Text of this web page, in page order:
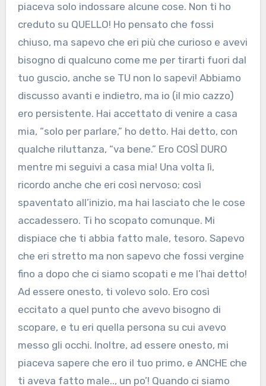
piaceva solo indossare alcune cose. Non ti ho
creduto su QUELLO! Ho pensato che fossi
chiuso, ma sapevo che eri più che curioso e avevi
bisogno di qualcuno come me per tirarti fuori dal
tuo guscio, anche se TU non lo sapevi! Abbiamo
discusso avanti e indietro, ma io (il mio cazzo)
ero persistente. Hai accettato di venire a casa
mia, “solo per parlare,” ho detto. Hai detto, con
qualche riluttanza, “va bene.” Ero COSÌ DURO
mentre mi seguivi a casa mia! Una volta lì,
ricordo anche che eri così nervoso; così
spaventato all’inizio, ma hai lasciato che le cose
accadessero. Ti ho scopato comunque. Mi
dispiace che ti abbia fatto male, tesoro. Sapevo
che eri stretto ma non sapevo che fossi vergine
fino a dopo che ci siamo scopati e me l’hai detto!
Ad essere onesto, ti volevo solo. Ero così
eccitato a quel punto che avevo bisogno di
scopare, e tu eri quella persona su cui avevo
messo gli occhi. Inoltre, ad essere onesto, mi
piaceva sapere che ero il tuo primo, e ANCHE che
ti aveva fatto male.., un po’! Quando ci siamo